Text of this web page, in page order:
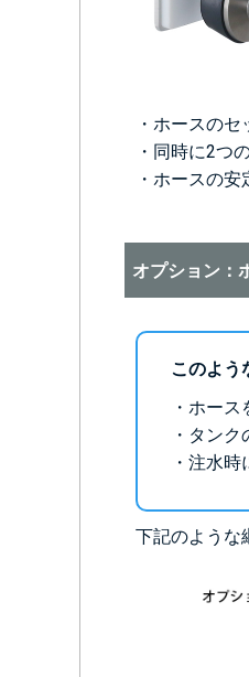
・ホースの
・同時に2つ
・ホースの
オプション：
このよう
・ホー
・タン
・注水
下記のような